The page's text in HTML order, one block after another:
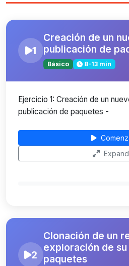
1
Creación de un
publicación de
Básico 8-13 min
Ejercicio 1: Creación de un
publicación de paquetes -
2
Clonación de un
exploración de
paquetes